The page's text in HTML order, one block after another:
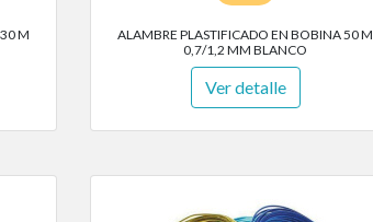
M
ALAMBRE PLASTIFICADO EN BOBINA 50 M
0,7/1,2 MM BLANCO
Ver detalle